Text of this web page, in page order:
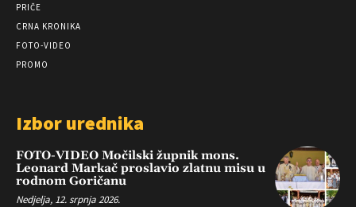
PRIČE
CRNA KRONIKA
FOTO-VIDEO
PROMO
Izbor urednika
FOTO-VIDEO Močilski župnik mons.
Leonard Markač proslavio zlatnu misu u
rodnom Goričanu
Nedjelja, 12. srpnja 2026.